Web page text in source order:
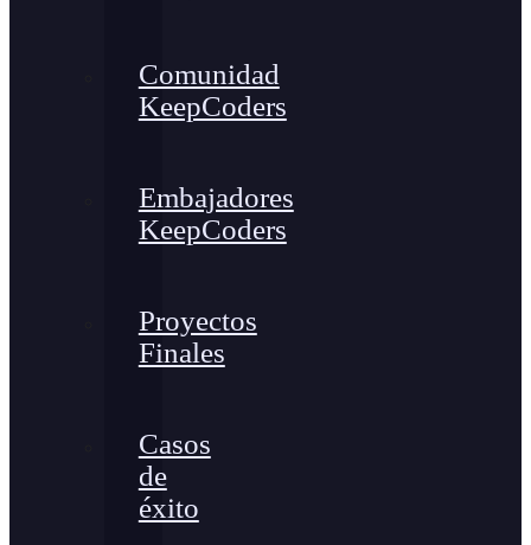
Comunidad
KeepCoders
Embajadores
KeepCoders
Proyectos
Finales
Casos
de
éxito